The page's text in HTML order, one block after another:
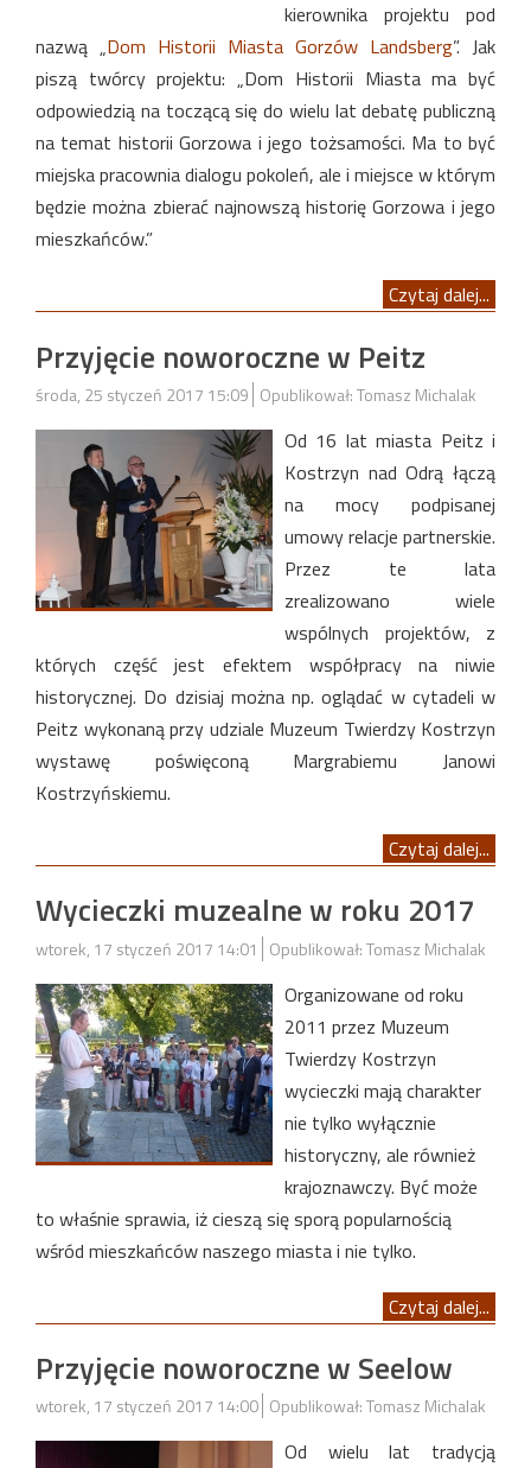
kierownika projektu pod
nazwą „Dom Historii Miasta Gorzów Landsberg”. Jak
piszą twórcy projektu: „Dom Historii Miasta ma być
odpowiedzią na toczącą się do wielu lat debatę publiczną
na temat historii Gorzowa i jego tożsamości. Ma to być
miejska pracownia dialogu pokoleń, ale i miejsce w którym
będzie można zbierać najnowszą historię Gorzowa i jego
mieszkańców.”
Czytaj dalej...
Przyjęcie noworoczne w Peitz
środa, 25 styczeń 2017 15:09 Opublikował: Tomasz Michalak
Od 16 lat miasta Peitz i
Kostrzyn nad Odrą łączą
na mocy podpisanej
umowy relacje partnerskie.
Przez te lata
zrealizowano wiele
wspólnych projektów, z
których część jest efektem współpracy na niwie
historycznej. Do dzisiaj można np. oglądać w cytadeli w
Peitz wykonaną przy udziale Muzeum Twierdzy Kostrzyn
wystawę poświęconą Margrabiemu Janowi
Kostrzyńskiemu.
Czytaj dalej...
Wycieczki muzealne w roku 2017
wtorek, 17 styczeń 2017 14:01 Opublikował: Tomasz Michalak
Organizowane od roku
2011 przez Muzeum
Twierdzy Kostrzyn
wycieczki mają charakter
nie tylko wyłącznie
historyczny, ale również
krajoznawczy. Być może
to właśnie sprawia, iż cieszą się sporą popularnością
wśród mieszkańców naszego miasta i nie tylko.
Czytaj dalej...
Przyjęcie noworoczne w Seelow
wtorek, 17 styczeń 2017 14:00 Opublikował: Tomasz Michalak
Od wielu lat tradycją